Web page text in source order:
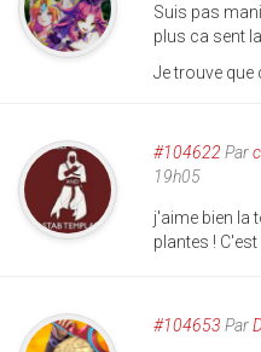
Suis pas
plus ca sent
Je trouve que
#104622 Par
19h05
j'aime bien la
plantes !
#104653 Par